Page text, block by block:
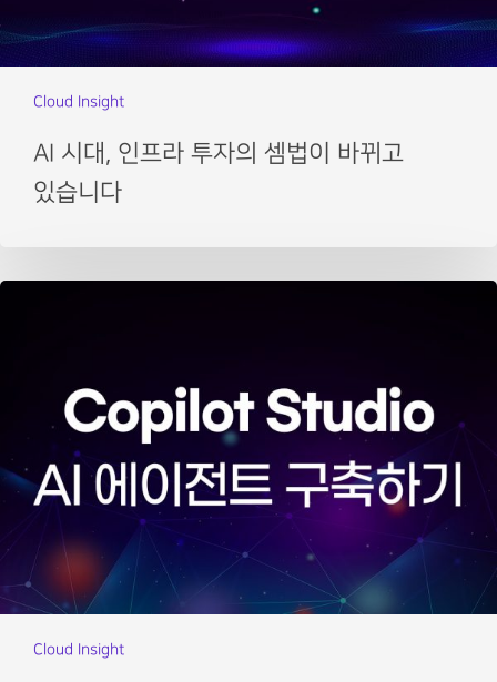
Cloud Insight
AI 시대, 인프라 투자의 셈법이 바뀌고
있습니다
Cloud Insight